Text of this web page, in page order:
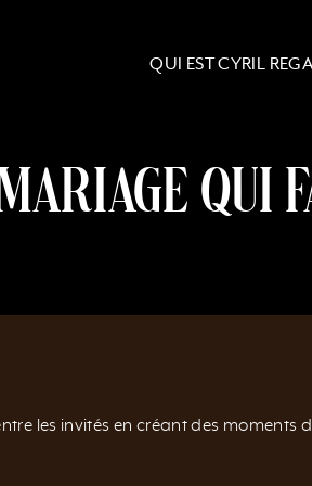
QUI EST CYRIL
les invités en créant des moments